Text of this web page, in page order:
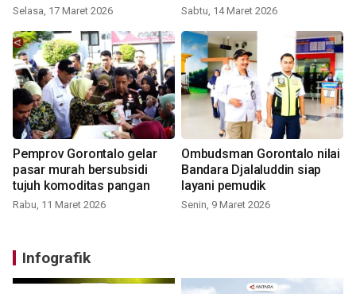
Selasa, 17 Maret 2026 Sabtu, 14 Maret 2026
Pemprov Gorontalo gelar
pasar murah bersubsidi
tujuh komoditas pangan
Rabu, 11 Maret 2026
Ombudsman Gorontalo nilai
Bandara Djalaluddin siap
layani pemudik
Senin, 9 Maret 2026
Infografik